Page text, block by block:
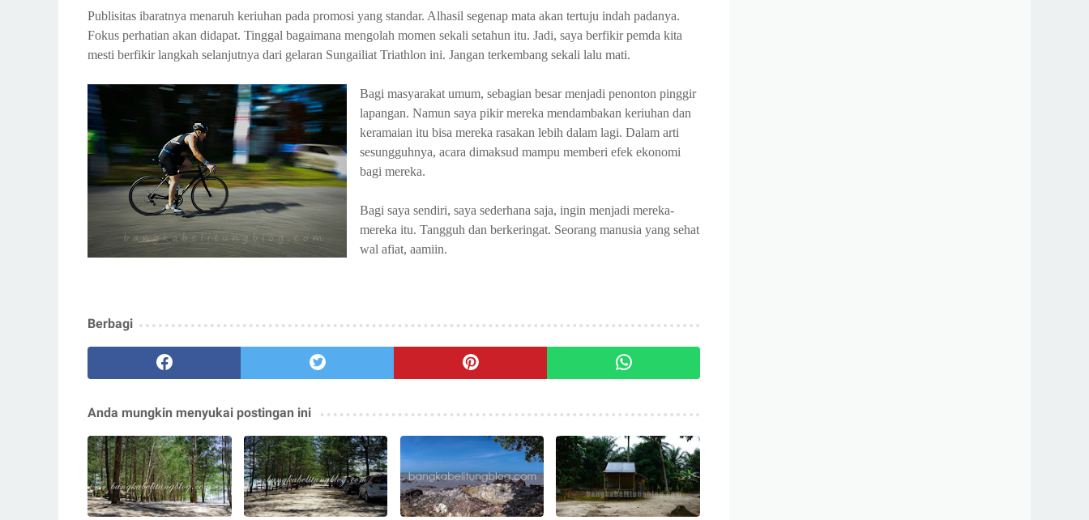
Publisitas ibaratnya menaruh keriuhan pada promosi yang standar. Alhasil segenap mata akan tertuju indah padanya.
Fokus perhatian akan didapat. Tinggal bagaimana mengolah momen sekali setahun itu. Jadi, saya berfikir pemda kita
mesti berfikir langkah selanjutnya dari gelaran Sungailiat Triathlon ini. Jangan terkembang sekali lalu mati.
Bagi masyarakat umum, sebagian besar menjadi penonton pinggir
lapangan. Namun saya pikir mereka mendambakan keriuhan dan
keramaian itu bisa mereka rasakan lebih dalam lagi. Dalam arti
sesungguhnya, acara dimaksud mampu memberi efek ekonomi
bagi mereka.
Bagi saya sendiri, saya sederhana saja, ingin menjadi mereka-
mereka itu. Tangguh dan berkeringat. Seorang manusia yang sehat
wal afiat, aamiin.
Berbagi
Anda mungkin menyukai postingan ini